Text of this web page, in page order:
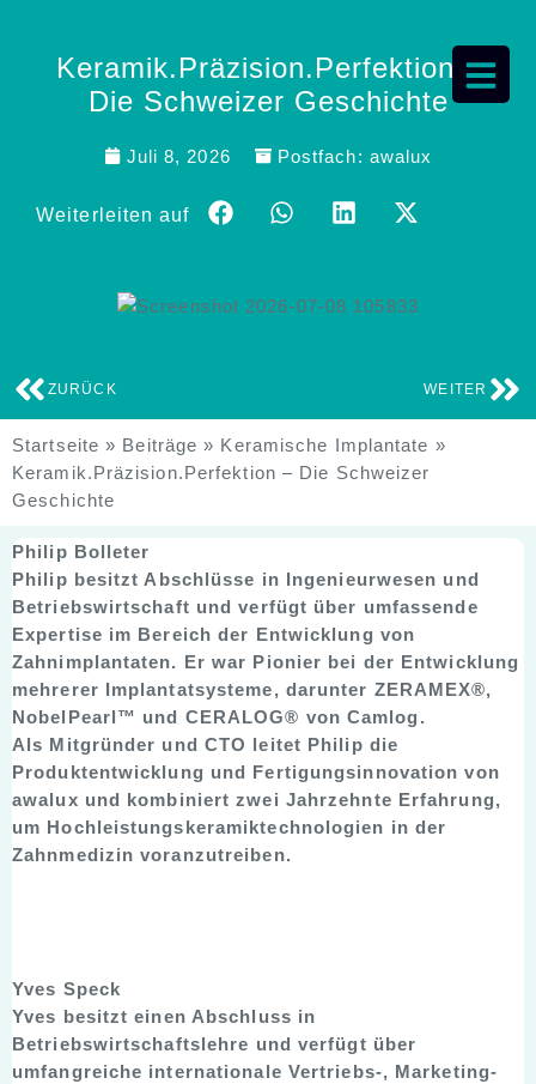
Keramik.Präzision.Perfektion –
Die Schweizer Geschichte
Juli 8, 2026 Postfach: awalux
Weiterleiten auf
ZURÜCK WEITER
Startseite » Beiträge » Keramische Implantate »
Keramik.Präzision.Perfektion – Die Schweizer
Geschichte
Philip Bolleter
Philip besitzt Abschlüsse in Ingenieurwesen und
Betriebswirtschaft und verfügt über umfassende
Expertise im Bereich der Entwicklung von
Zahnimplantaten. Er war Pionier bei der Entwicklung
mehrerer Implantatsysteme, darunter ZERAMEX®,
NobelPearl™ und CERALOG® von Camlog.
Als Mitgründer und CTO leitet Philip die
Produktentwicklung und Fertigungsinnovation von
awalux und kombiniert zwei Jahrzehnte Erfahrung,
um Hochleistungskeramiktechnologien in der
Zahnmedizin voranzutreiben.
Yves Speck
Yves besitzt einen Abschluss in
Betriebswirtschaftslehre und verfügt über
umfangreiche internationale Vertriebs-, Marketing-